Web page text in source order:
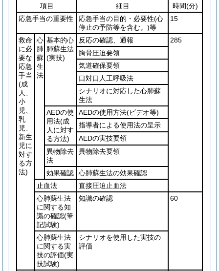
項目 細目 時間(分)
応急手当の重要性
応急手当の目的・必要性(心
停止の予防等を含む。)等
15
救命
に必
要な
応急
手当
(成
人、
小
児、
乳
児、
新生
児に
対す
る方
法)
心
肺
蘇
生
法
基本的心
肺蘇生法
(実技)
反応の確認、通報
285
胸骨圧迫要領
気道確保要領
口対口人工呼吸法
シナリオに対応した心肺蘇
生法
AEDの使
用法(成
人に対す
る方法)
AEDの使用方法(ビデオ等)
指導者による使用法の呈示
AEDの実技要領
異物除去
法
異物除去要領
効果確認
心肺蘇生法の効果確認
止血法
直接圧迫止血法
心肺蘇生法
に関する知
識の確認(筆
記試験)
知識の確認 60
心肺蘇生法
に関する実
技の評価(実
技試験)
シナリオを使用した実技の
評価